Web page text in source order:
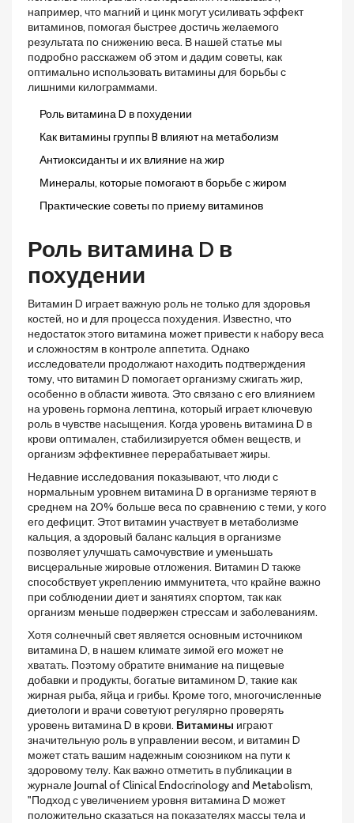
например, что магний и цинк могут усиливать эффект
витаминов, помогая быстрее достичь желаемого
результата по снижению веса. В нашей статье мы
подробно расскажем об этом и дадим советы, как
оптимально использовать витамины для борьбы с
лишними килограммами.
Роль витамина D в похудении
Как витамины группы B влияют на метаболизм
Антиоксиданты и их влияние на жир
Минералы, которые помогают в борьбе с жиром
Практические советы по приему витаминов
Роль витамина D в
похудении
Витамин D играет важную роль не только для здоровья
костей, но и для процесса похудения. Известно, что
недостаток этого витамина может привести к набору веса
и сложностям в контроле аппетита. Однако
исследователи продолжают находить подтверждения
тому, что витамин D помогает организму сжигать жир,
особенно в области живота. Это связано с его влиянием
на уровень гормона лептина, который играет ключевую
роль в чувстве насыщения. Когда уровень витамина D в
крови оптимален, стабилизируется обмен веществ, и
организм эффективнее перерабатывает жиры.
Недавние исследования показывают, что люди с
нормальным уровнем витамина D в организме теряют в
среднем на 20% больше веса по сравнению с теми, у кого
его дефицит. Этот витамин участвует в метаболизме
кальция, а здоровый баланс кальция в организме
позволяет улучшать самочувствие и уменьшать
висцеральные жировые отложения. Витамин D также
способствует укреплению иммунитета, что крайне важно
при соблюдении диет и занятиях спортом, так как
организм меньше подвержен стрессам и заболеваниям.
Хотя солнечный свет является основным источником
витамина D, в нашем климате зимой его может не
хватать. Поэтому обратите внимание на пищевые
добавки и продукты, богатые витамином D, такие как
жирная рыба, яйца и грибы. Кроме того, многочисленные
диетологи и врачи советуют регулярно проверять
уровень витамина D в крови. Витамины играют
значительную роль в управлении весом, и витамин D
может стать вашим надежным союзником на пути к
здоровому телу. Как важно отметить в публикации в
журнале Journal of Clinical Endocrinology and Metabolism,
"Подход с увеличением уровня витамина D может
положительно сказаться на показателях массы тела и